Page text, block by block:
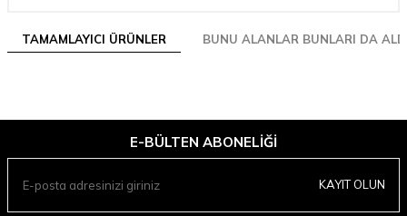
TAMAMLAYICI ÜRÜNLER BUNU ALANLAR BUNLARI DA
E-BÜLTEN ABONELIĞI
KAYIT OLUN